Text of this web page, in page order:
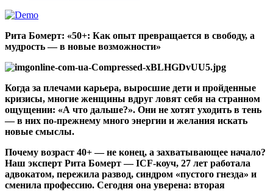
Рита Бомерт: «50+: Как опыт превращается в свободу, а
мудрость — в новые возможности»
Когда за плечами карьера, выросшие дети и пройденные
кризисы, многие женщины вдруг ловят себя на странном
ощущении: «А что дальше?». Они не хотят уходить в тень
— в них по-прежнему много энергии и желания искать
новые смыслы.
Почему возраст 40+ — не конец, а захватывающее начало?
Наш эксперт Рита Бомерт — ICF-коуч, 27 лет работала
адвокатом, пережила развод, синдром «пустого гнезда» и
сменила профессию. Сегодня она уверена: вторая